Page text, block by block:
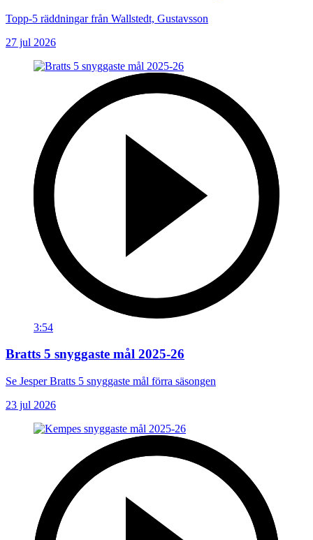
Topp-5 räddningar från Wallstedt, Gustavsson
27 jul 2026
3:54
Bratts 5 snyggaste mål 2025-26
Se Jesper Bratts 5 snyggaste mål förra säsongen
23 jul 2026